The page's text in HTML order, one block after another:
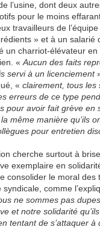
l’usine, dont deux
pour le moins
travailleurs de
» et à un salarié
un charriot-élévateur
« Aucun des faits
servi à un licenciement
« clairement, tous les
erreurs de ce type
pour avoir fait grève en
même manière qu’ils
pour entretien
cherche surtout à
exemplaire en
consolider le moral des
comme
ne sommes pas
et notre solidarité
tentant de s’attaquer à